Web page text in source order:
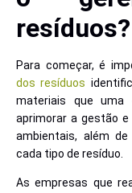
resíduos?
Para começar, é
dos resíduos
materiais que uma
aprimorar a gestão
ambientais, além
cada tipo de resíduo.
As empresas que